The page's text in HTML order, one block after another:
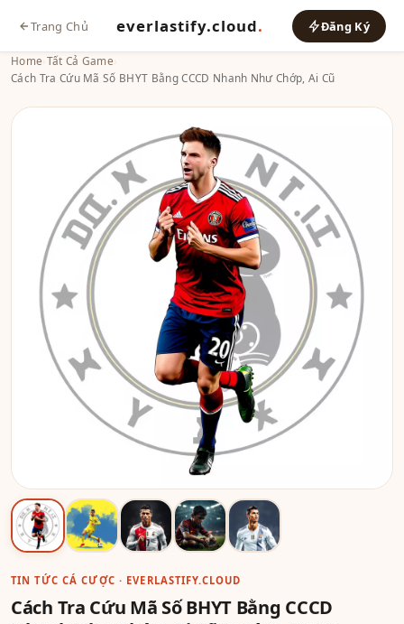
Trang Chủ everlastify.cloud. Đăng Ký
Home›Tất Cả Game›
Cách Tra Cứu Mã Số BHYT Bằng CCCD Nhanh Như Chớp, Ai Cũ
TIN TỨC CÁ CƯỢC · EVERLASTIFY.CLOUD
Cách Tra Cứu Mã Số BHYT Bằng CCCD